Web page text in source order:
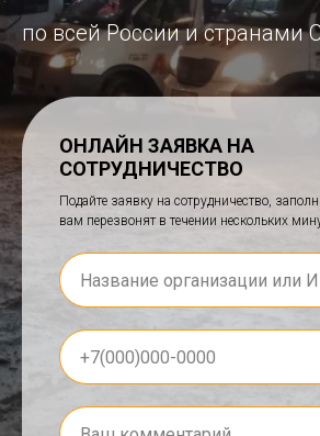
по всей России и странами
ОНЛАЙН ЗАЯВКА НА
СОТРУДНИЧЕСТВО
Подайте заявку на сотрудничество,
вам перезвонят в течении нескольких